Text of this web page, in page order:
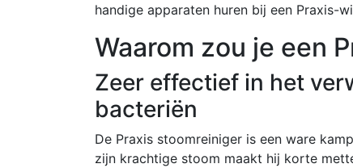
handige apparaten huren bij een Praxis-
Waarom zou je een
Zeer effectief in het
bacteriën
De Praxis stoomreiniger is een ware
zijn krachtige stoom maakt hij korte